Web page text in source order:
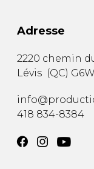
Adresse
2220 chemin
Lévis (QC)
418 834-8384